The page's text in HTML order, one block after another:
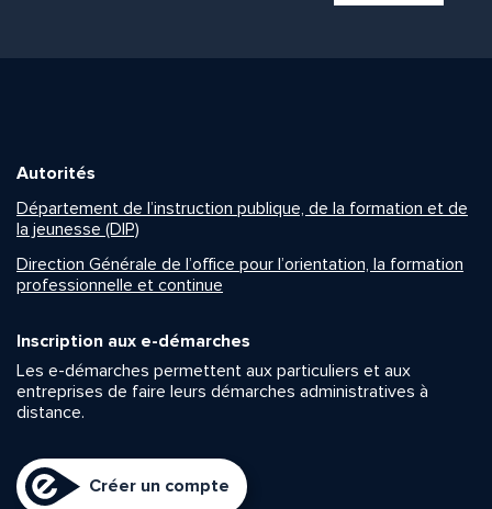
Autorités
Département de l’instruction publique, de la formation et de
la jeunesse (DIP)
Direction Générale de l’office pour l’orientation, la formation
professionnelle et continue
Inscription aux e-démarches
Les e-démarches permettent aux particuliers et aux
entreprises de faire leurs démarches administratives à
distance.
Créer un compte